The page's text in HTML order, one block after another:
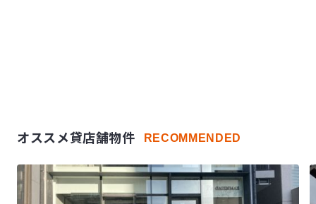
オススメ貸店舗物件 RECOMMENDED